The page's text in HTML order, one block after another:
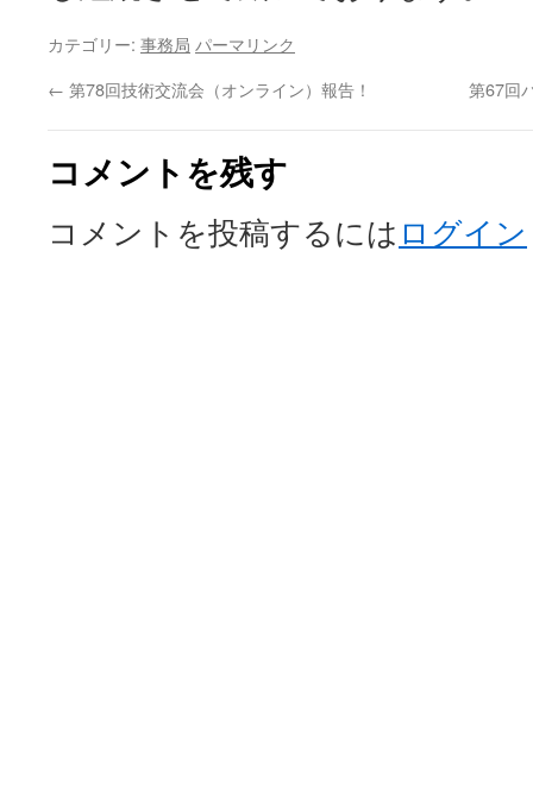
カテゴリー: 事務局 パーマリンク
← 第78回技術交流会（オンライン）報告！ 第67回
コメントを残す
コメントを投稿するには ログイン